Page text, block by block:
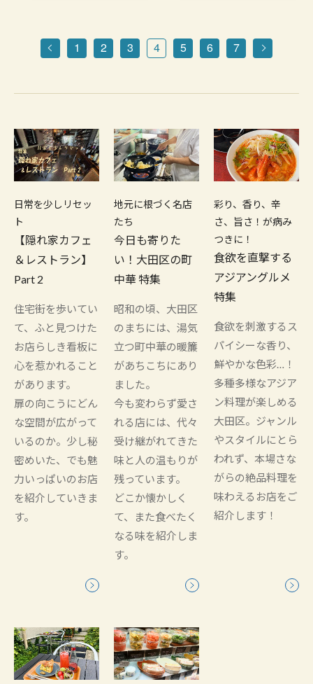
1 2 3 4 5 6 7
日常を少しリセッ
ト
【隠れ家カフェ
＆レストラン】
Part 2
住宅街を歩いてい
て、ふと見つけた
お店らしき看板に
心を惹かれること
があります。
扉の向こうにどん
な空間が広がって
いるのか。少し秘
密めいた、でも魅
力いっぱいのお店
を紹介していきま
す。
地元に根づく名店
たち
今日も寄りた
い！大田区の町
中華 特集
昭和の頃、大田区
のまちには、湯気
立つ町中華の暖簾
があちこちにあり
ました。
今も変わらず愛さ
れる店には、代々
受け継がれてきた
味と人の温もりが
残っています。
どこか懐かしく
て、また食べたく
なる味を紹介しま
す。
彩り、香り、辛
さ、旨さ！が病み
つきに！
食欲を直撃する
アジアングルメ
特集
食欲を刺激するス
パイシーな香り、
鮮やかな色彩…！
多種多様なアジア
ン料理が楽しめる
大田区。ジャンル
やスタイルにとら
われず、本場さな
がらの絶品料理を
味わえるお店をご
紹介します！